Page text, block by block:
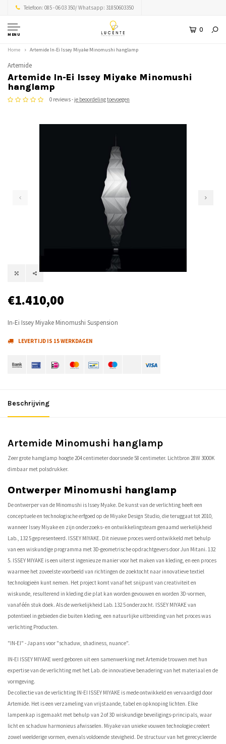
Telefoon: 085 - 06 03 350/ Whatsapp: 31850603350
MENU
0
Home Artemide In-Ei Issey Miyake Minomushi hanglamp
Artemide
Artemide In-Ei Issey Miyake Minomushi
hanglamp
0 reviews - je beoordeling toevoegen
€1.410,00
In-Ei Issey Miyake Minomushi Suspension
LEVERTIJD IS 15 WERKDAGEN
Beschrijving
Artemide Minomushi hanglamp
Zeer grote hamglamp hoogte 204 centimeter doorsnede 58 centimeter. Lichtbron 28W 3000K
dimbaar met polsdrukker.
Ontwerper Minomushi hanglamp
De ontwerper van de Minomushi is Issey Myake. De kunst van de verlichting heeft een
conceptuele en technologische erfgoed op de Miyake Design Studio, die teruggaat tot 2010,
wanneer Issey Miyake en zijn onderzoeks- en ontwikkelingsteam genaamd werkelijkheid
Lab., 132 5 gepresenteerd. ISSEY MIYAKE. Dit nieuwe proces werd ontwikkeld met behulp
van een wiskundige programma met 3D-geometrische opdrachtgevers door Jun Mitani. 132
5. ISSEY MIYAKE is een uiterst ingenieuze manier voor het maken van kleding, en een proces
waarmee het zoveelste voorbeeld van richtingen de zoektocht naar innovatieve textiel
technologieën kunt nemen. Het project komt vanaf het snijpunt van creativiteit en
wiskunde, resulterend in kleding die plat kan worden gevouwen en worden 3D-vormen,
vanaf één stuk doek. Als de werkelijkheid Lab. 132 5 onderzocht. ISSEY MIYAKE van
potentieel in gebieden die buiten kleding, een natuurlijke uitbreiding van het proces was
verlichting Producten.
"IN-EI" - Japans voor "schaduw, shadiness, nuance".
IN-EI ISSEY MIYAKE werd geboren uit een samenwerking met Artemide trouwen met hun
expertise van de verlichting met het Lab. de innovatieve benadering van het materiaal en de
vormgeving.
De collectie van de verlichting IN-EI ISSEY MIYAKE is mede ontwikkeld en vervaardigd door
Artemide. Het is een verzameling van vrijstaande, tabel en opknoping lichten. Elke
lampenkap is gemaakt met behulp van 2 of 3D wiskundige beveiligings-principals, waar
licht en schaduw harmonieus afwisselen. Miyake van unieke vouwen technologie creëert
zowel weelderige vormen, evenals voldoende stevigheid. De structuur van het gerecycleerde